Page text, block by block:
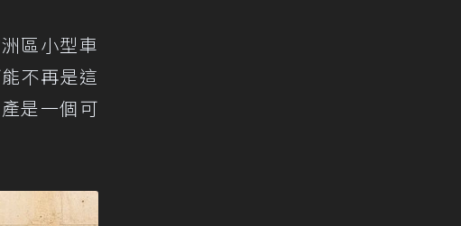
區小型車
不再是這
是一個可